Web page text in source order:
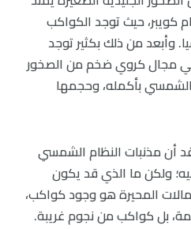
كويبر، حيث توجد الكواكب
وأبعد من ذلك بكثير توجد
مجال كروي ضخم من الصخور
الشمسي بأكمله، وحجمها
أن مذنبات النظام الشمسي
ولكن ما الذي قد يكون
المحيرة هو وجود كواكب،
بل كواكب من نجوم غريبة.